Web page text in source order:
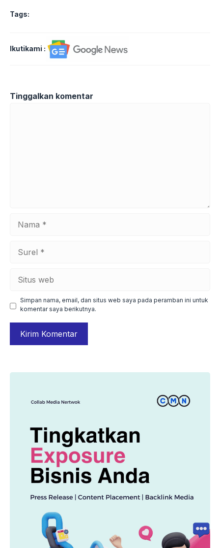
Tags:
Ikutikami :
Tinggalkan komentar
web
Simpan nama, email, dan situs web saya pada peramban ini untuk
komentar saya berikutnya.